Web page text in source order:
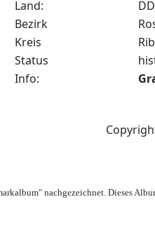
Land:
Bezirk
Kreis
Status
Info:
nachgezeichnet. Dieses